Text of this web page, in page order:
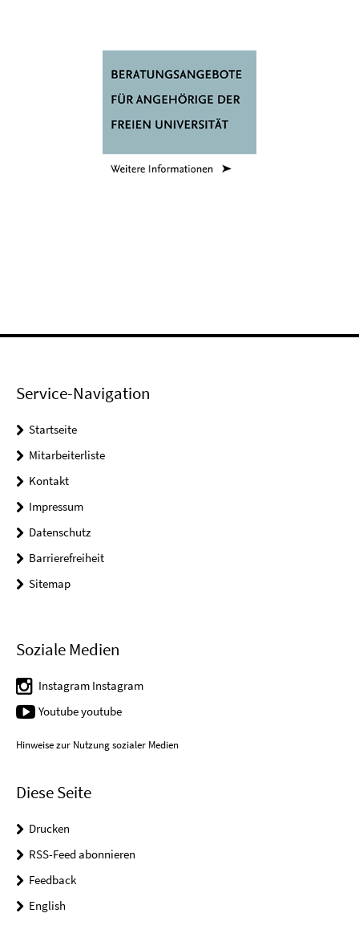
Service-Navigation
Startseite
Mitarbeiterliste
Kontakt
Impressum
Datenschutz
Barrierefreiheit
Sitemap
Soziale Medien
Instagram Instagram
Youtube youtube
Hinweise zur Nutzung sozialer Medien
Diese Seite
Drucken
RSS-Feed abonnieren
Feedback
English